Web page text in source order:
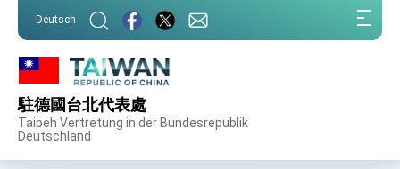
Deutsch
駐德國台北代表處
Taipeh Vertretung in der Bundesrepublik
Deutschland
外交部重要言論
事處」，進一步深化台美交流合作